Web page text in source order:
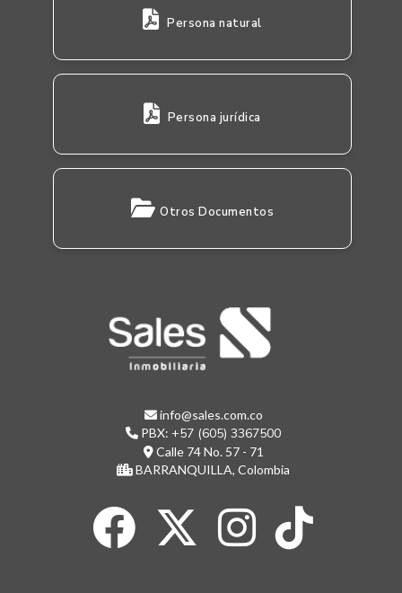
Persona natural
Persona jurídica
Otros Documentos
info@sales.com.co
PBX: +57 (605) 3367500
Calle 74 No. 57 - 71
BARRANQUILLA, Colombia